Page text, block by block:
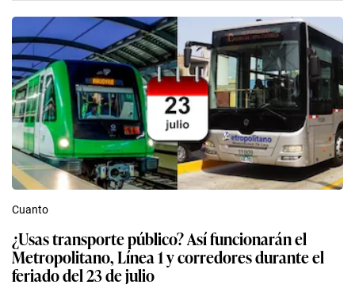
Cuanto
¿Usas transporte público? Así funcionarán el
Metropolitano, Línea 1 y corredores durante el
feriado del 23 de julio